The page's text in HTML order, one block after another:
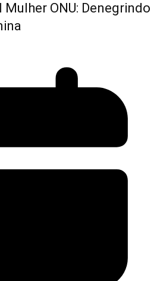
Mulher ONU: Denegrindo